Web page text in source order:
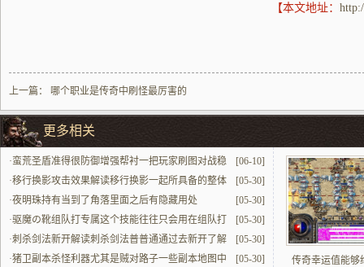
【本文地址：
上一篇： 哪个职业是传奇中刷怪最厉害的
更多相关
[06-10]
·蛮荒圣盾准得很防御‌增强帮衬一把玩家刷图对战稳
赢
[05-30]
·移行换影攻击效果解读移行换影一起所具备的整体
贼能打的效果也就会不一样配一起多场景战斗
[05-30]
·夜明珠持有当到了角落里面之后有隐藏用处
[05-30]
·驱魔の靴组队打专属这个技能往往只会用在组队打
当中
[05-30]
·刺杀剑法新开解读刺杀剑法普普通通过去新开了解
的话能体验专属强化版本
[05-30]
·猪卫副本杀怪利器尤其是贼对路子一些副本地图中
传奇幸运值能够